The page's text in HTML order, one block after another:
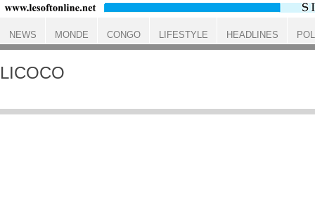
ACCUEIL
LICOCO
NEWS MONDE CONGO LIFESTYLE HEADLINES